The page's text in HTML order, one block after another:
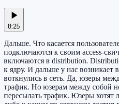
8:25
Дальше. Что касается
подключаются к своим access-
включаются в distribution.
к ядру. И дальше у нас возникает
воткнулись в сеть. Да, юзеры
трафик. Но юзерам между собой
пересылать трафик. Юзеры хотят